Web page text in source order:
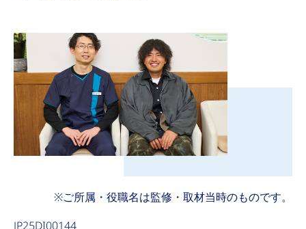
※ご所属・役職名は監修・取材当時のものです。
JP25DI00144